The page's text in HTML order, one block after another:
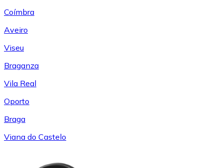
Coímbra
Aveiro
Viseu
Braganza
Vila Real
Oporto
Braga
Viana do Castelo